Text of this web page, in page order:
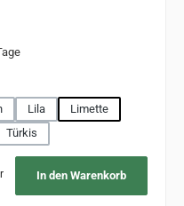
Lila
Limette
Türkis
In den Warenkorb